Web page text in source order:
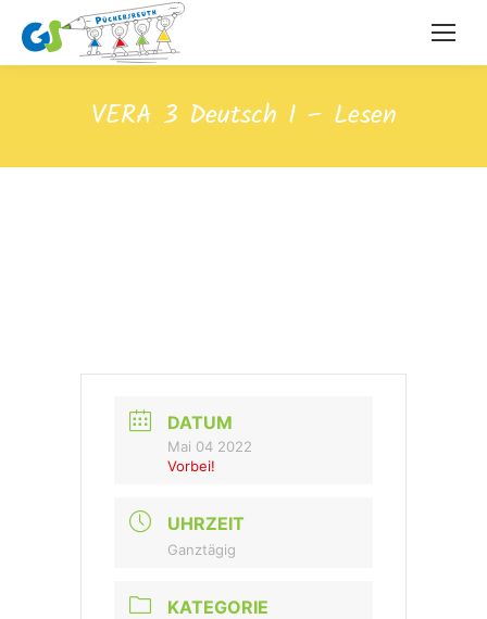
VERA 3 Deutsch I – Lesen
DATUM
Mai 04 2022
Vorbei!
UHRZEIT
Ganztägig
KATEGORIE